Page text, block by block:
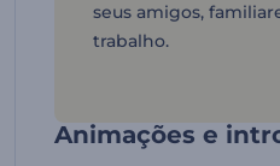
seus amigos,
trabalho.
Animações e